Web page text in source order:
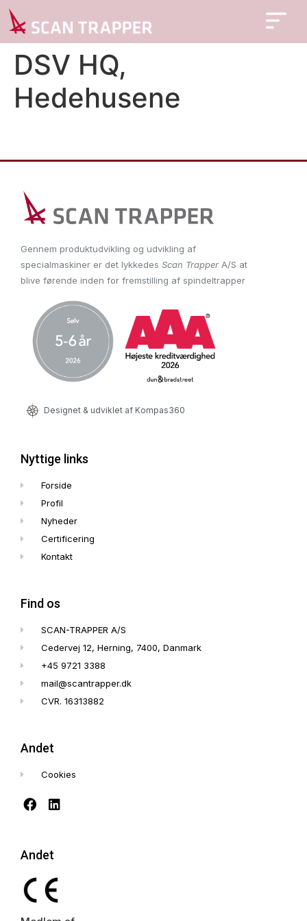
DSV HQ,
Hedehusene
Gennem produktudvikling og udvikling af
specialmaskiner er det lykkedes Scan Trapper A/S at
blive førende inden for fremstilling af spindeltrapper
Designet & udviklet af Kompas360
Nyttige links
Forside
Profil
Nyheder
Certificering
Kontakt
Find os
SCAN-TRAPPER A/S
Cedervej 12, Herning, 7400, Danmark
+45 9721 3388
mail@scantrapper.dk
CVR. 16313882
Andet
Cookies
Andet